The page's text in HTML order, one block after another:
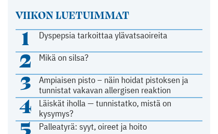
VIIKON LUETUIMMAT
1 Dyspepsia tarkoittaa ylävatsaoireita
2 Mikä on silsa?
3
Ampiaisen pisto – näin hoidat pistoksen ja
tunnistat vakavan allergisen reaktion
4
Läiskät iholla — tunnistatko, mistä on
kysymys?
Palleatyrä: syyt, oireet ja hoito